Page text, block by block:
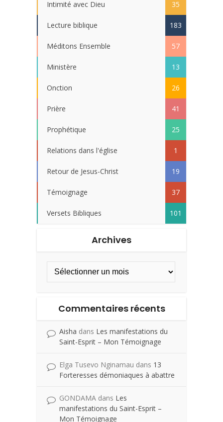
Intimité avec Dieu 35
Lecture biblique 183
Méditons Ensemble 57
Ministère 13
Onction 26
Prière 41
Prophétique 25
Relations dans l'église 1
Retour de Jesus-Christ 19
Témoignage 37
Versets Bibliques 101
Archives
Commentaires récents
Aisha dans Les manifestations du
Saint-Esprit – Mon Témoignage
Elga Tusevo Nginamau dans 13
Forteresses démoniaques à abattre
GONDAMA dans Les
manifestations du Saint-Esprit –
Mon Témoignage